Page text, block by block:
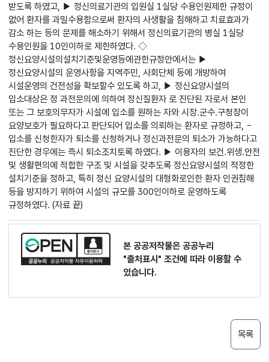
받도록 하였고, ▶ 정신의료기관의 입원실 1실당 수용인원제한 규정이
없어 환자를 과밀수용함으로써 환자의 사생활을 침해하고 치료효과가
감소 하는 등의 문제를 해소하기 위해서 정신의료기관의 병실 1실당
수용인원을 10인이하로 제한하였다. ◇
정신요양시설의설치기준및운영등에관한규정안에서는 ▶
정신요양시설의 운영사항을 지역주민, 사회단체 등에 개방하여
시설운영의 건전성을 확보할수 있도록 하고, ▶ 정신요양시설의
입소대상은 정 과전문의에 의하여 정신질환자 로 진단된 자로서 본인
또는 그 보호의무자가 시설에 입소를 원하는 자와 시장.군수.구청장이
요양보호가 필요하다고 판단되어 입소를 의뢰하는 환자로 규정하고, -
입소를 신청한자가 퇴소를 신청하거나 정신과전문의 퇴소가 가능하다고
진단한 경우에는 즉시 퇴소조치토록 하였다. ▶ 이용자의 보건.위생.안전
및 생활편의에 적합한 구조 및 시설을 갖추도록 정신요양시설의 적정한
설치기준을 정하고, 특히 정신 요양시설의 대형화로인한 환자 인권침해
등을 방지하기 위하여 시설의 규모를 300인이하로 운영하도록
규정하였다. (자료 끝)
본 공공저작물은 공공누리
"출처표시" 조건에 따라 이용할 수
있습니다.
목록